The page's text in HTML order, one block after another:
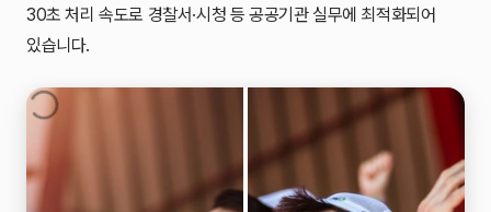
30초 처리 속도로 경찰서·시청 등 공공기관 실무에 최적화되어
있습니다.